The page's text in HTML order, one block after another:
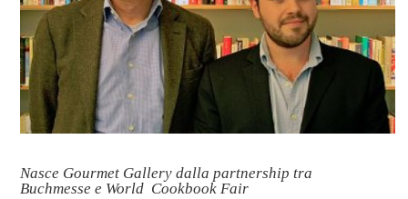
Nasce Gourmet Gallery dalla partnership tra
Buchmesse e World Cookbook Fair